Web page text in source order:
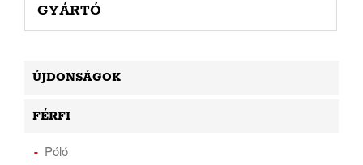
GYÁRTÓ
ÚJDONSÁGOK
FÉRFI
Póló